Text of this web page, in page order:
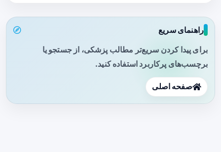
راهنمای سریع
برای پیدا کردن سریع‌تر مطالب پزشکی، از جستجو یا
برچسب‌های پرکاربرد استفاده کنید.
صفحه اصلی